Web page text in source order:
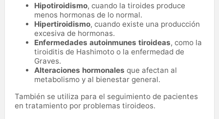
Hipotiroidismo, cuando la tiroides produce
menos hormonas de lo normal.
Hipertiroidismo, cuando existe una producción
excesiva de hormonas.
Enfermedades autoinmunes tiroideas, como la
tiroiditis de Hashimoto o la enfermedad de
Graves.
Alteraciones hormonales que afectan al
metabolismo y al bienestar general.
También se utiliza para el seguimiento de pacientes
en tratamiento por problemas tiroideos.